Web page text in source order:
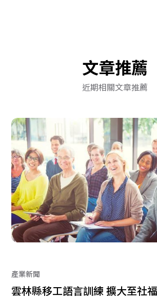
文章推薦
近期相關文章推薦
產業新聞
雲林縣移工語言訓練 擴大至社